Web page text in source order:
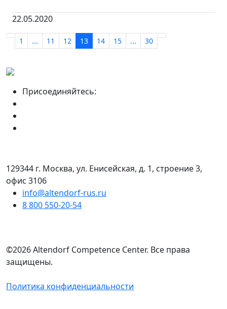
22.05.2020
1 ... 11 12 13 14 15 ... 30
Присоединяйтесь:
129344 г. Москва, ул. Енисейская, д. 1, строение 3,
офис 3106
info@altendorf-rus.ru
8 800 550-20-54
©2026 Altendorf Сompetence Сenter. Все права
защищены.
Политика конфиденциальности